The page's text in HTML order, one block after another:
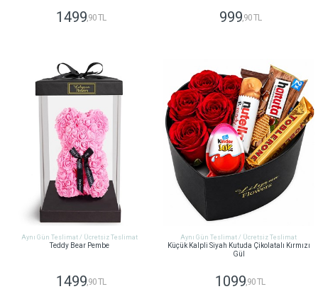
1499,90 TL 999,90 TL
Aynı Gün Teslimat / Ücretsiz Teslimat
Teddy Bear Pembe
1499 ,90 TL
Aynı Gün Teslimat / Ücretsiz Teslimat
Küçük Kalpli Siyah Kutuda Çikolatalı Kırmızı
Gül
1099 ,90 TL